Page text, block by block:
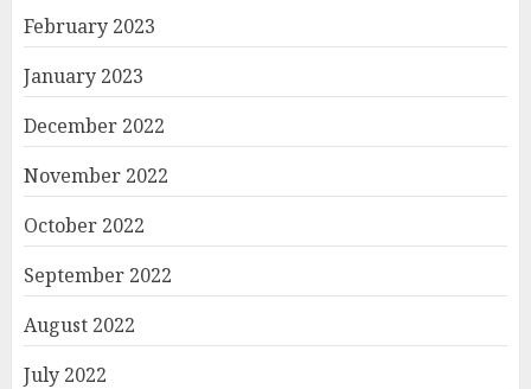
February 2023
January 2023
December 2022
November 2022
October 2022
September 2022
August 2022
July 2022